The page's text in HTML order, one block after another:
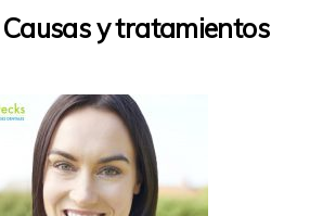
y tratamientos